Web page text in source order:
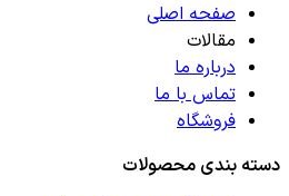
صفحه اصلی
مقالات
درباره ما
تماس با ما
فروشگاه
دسته بندی محصولات